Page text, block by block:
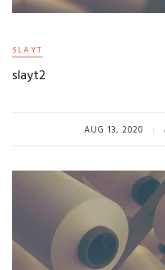
SLAYT
slayt2
AUG 13, 2020